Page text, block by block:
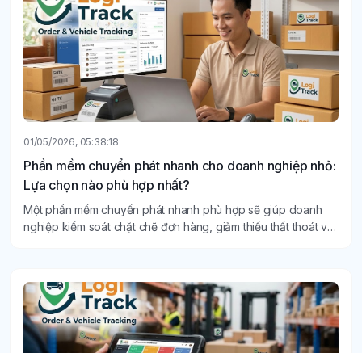
01/05/2026, 05:38:18
Phần mềm chuyển phát nhanh cho doanh nghiệp nhỏ:
Lựa chọn nào phù hợp nhất?
Một phần mềm chuyển phát nhanh phù hợp sẽ giúp doanh
nghiệp kiểm soát chặt chẽ đơn hàng, giảm thiểu thất thoát và